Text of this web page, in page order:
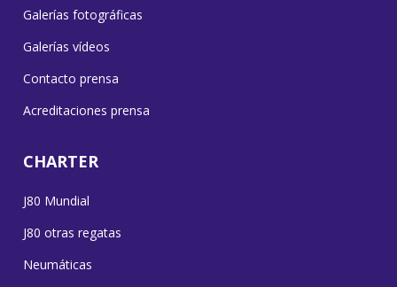
Galerías fotográficas
Galerías vídeos
Contacto prensa
Acreditaciones prensa
CHARTER
J80 Mundial
J80 otras regatas
Neumáticas